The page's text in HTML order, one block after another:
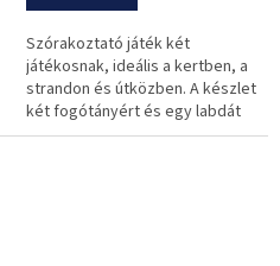
0,0
csillag.
Szórakoztató játék két
játékosnak, ideális a kertben, a
strandon és útközben. A készlet
két fogótányért és egy labdát
tartalmaz.